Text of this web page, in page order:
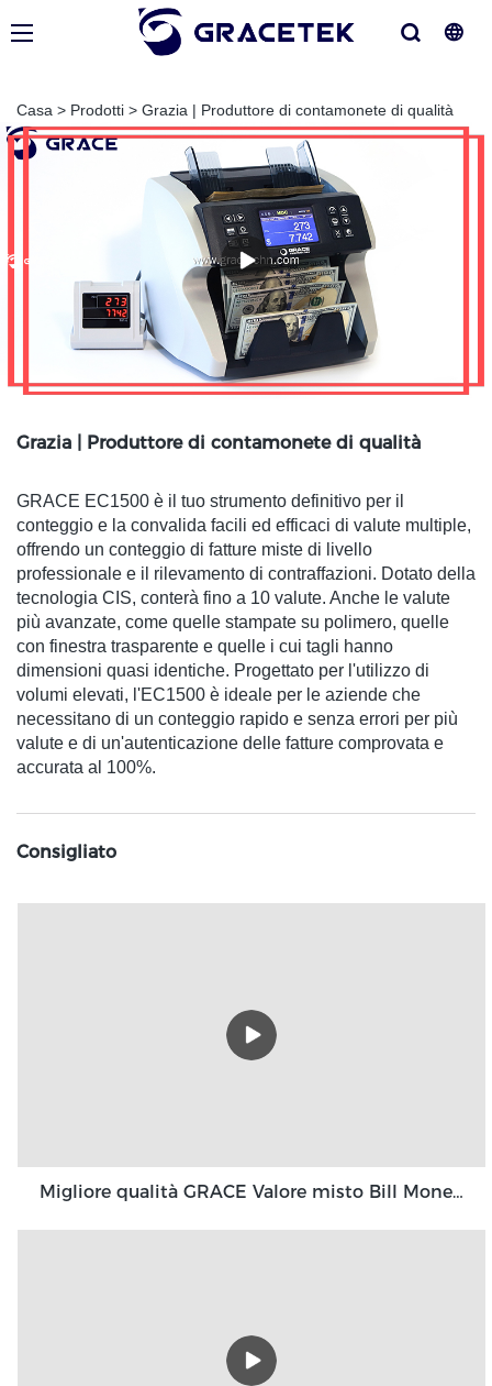
Casa > Prodotti > Grazia | Produttore di contamonete di qualità
Grazia | Produttore di contamonete di qualità
GRACE EC1500 è il tuo strumento definitivo per il
conteggio e la convalida facili ed efficaci di valute multiple,
offrendo un conteggio di fatture miste di livello
professionale e il rilevamento di contraffazioni. Dotato della
tecnologia CIS, conterà fino a 10 valute. Anche le valute
più avanzate, come quelle stampate su polimero, quelle
con finestra trasparente e quelle i cui tagli hanno
dimensioni quasi identiche. Progettato per l'utilizzo di
volumi elevati, l'EC1500 è ideale per le aziende che
necessitano di un conteggio rapido e senza errori per più
valute e di un'autenticazione delle fatture comprovata e
accurata al 100%.
Consigliato
Migliore qualità GRACE Valore misto Bill Money Counter Machine EC900